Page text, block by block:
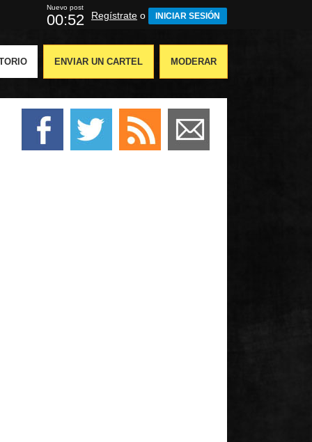
Nuevo post
00:51 Regístrate o INICIAR SESIÓN
ENVIAR UN CARTEL MODERAR